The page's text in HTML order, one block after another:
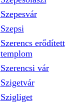
Szepesvár
Szepsi
Szerencs erődített
templom
Szerencsi vár
Szigetvár
Szigliget